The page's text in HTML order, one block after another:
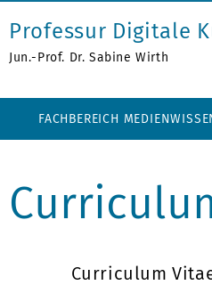
Professur Digitale
Jun.-Prof. Dr. Sabine Wirth
FACHBEREICH
Curriculum